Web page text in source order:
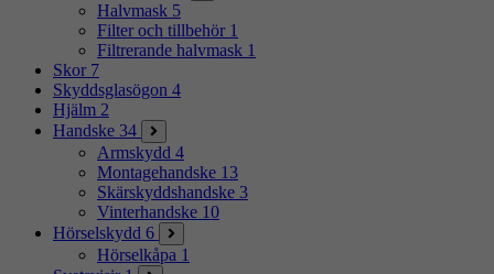
Halvmask 5
Filter och tillbehör 1
Filtrerande halvmask 1
Skor 7
Skyddsglasögon 4
Hjälm 2
Handske 34
Armskydd 4
Montagehandske 13
Skärskyddshandske 3
Vinterhandske 10
Hörselskydd 6
Hörselkåpa 1